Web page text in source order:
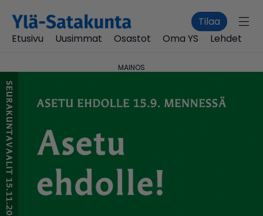
Tilaa
Etusivu
Uusimmat Osastot Oma YS Lehdet